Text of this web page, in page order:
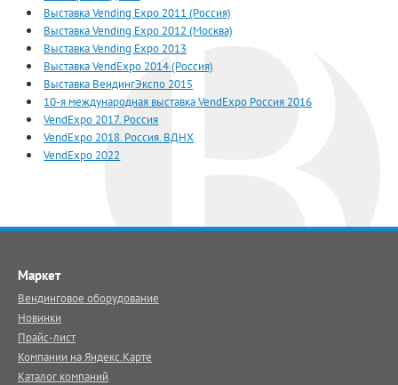
Выставка Vending Expo 2011 (Россия)
Выставка Vending Expo 2012 (Москва)
Выставка Vending Expo 2013
Выставка VendExpo 2014 (Россия)
Выставка ВендингЭкспо 2015
10-я международная выставка VendExpo Россия 2016
VendExpo 2017. Россия
VendExpo 2018. Россия. ВДНХ
VendExpo 2022
Маркет
Вендинговое оборудование
Новинки
Прайс-лист
Компании на Яндекс.Карте
Каталог компаний